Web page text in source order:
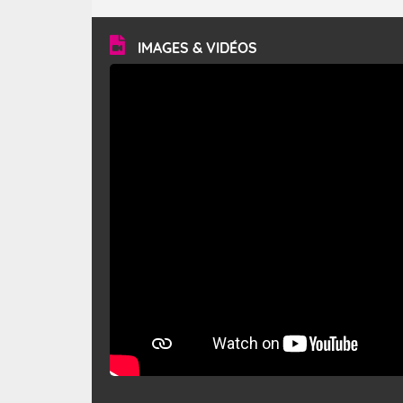
vitesse moyenne de 50 km/h et atteindre 80 à 100 km/h
en rafales, parfois davantage. Il parcourt la basse vallée
du Rhône et la Provence et envahit le littoral
méditerranéen à partir de la Camargue.
IMAGES & VIDÉOS